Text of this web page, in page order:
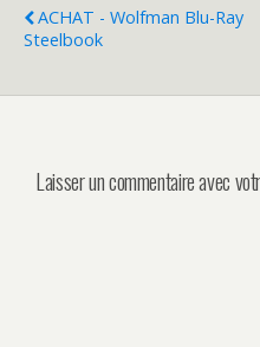
ACHAT - Wolfman Blu-Ray
Steelbook
Laisser un commentaire avec